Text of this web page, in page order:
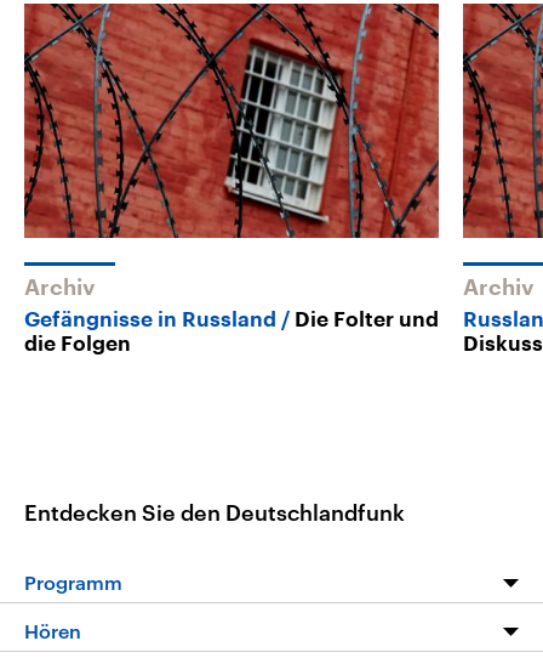
Archiv
Gefängnisse in Russland
Die Folter und
die Folgen
Archiv
Entdecken Sie den Deutschlandfunk
Programm
Programm
Hören